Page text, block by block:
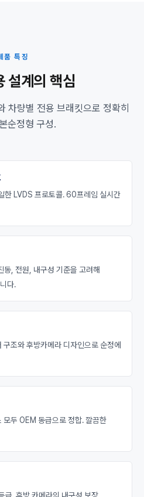
품 특징
설계의 핵심
차량별 전용 브래킷으로 정확히
순정형 구성.
한 LVDS 프로토콜. 60프레임 실시간
동, 전원, 내구성 기준을 고려해
다.
조와 후방카메라 디자인으로 순정에
모두 OEM 동급으로 정합. 깔끔한